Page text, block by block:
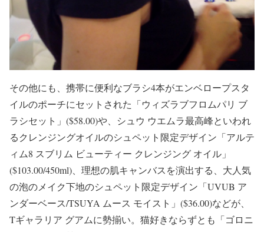
その他にも、携帯に便利なブラシ4本がエンベロープスタ
イルのポーチにセットされた「ウィズラブフロムパリ ブ
ラシセット」($58.00)や、シュウ ウエムラ最高峰といわれ
るクレンジングオイルのシュペット限定デザイン「アルテ
ィム8 スブリム ビューティー クレンジング オイル」
($103.00/450ml)、理想の肌キャンバスを演出する、大人気
の泡のメイク下地のシュペット限定デザイン「UVUB ア
ンダーベース/TSUYA ムース モイスト」($36.00)などが、
Tギャラリア グアムに勢揃い。猫好きならずとも「ゴロニ